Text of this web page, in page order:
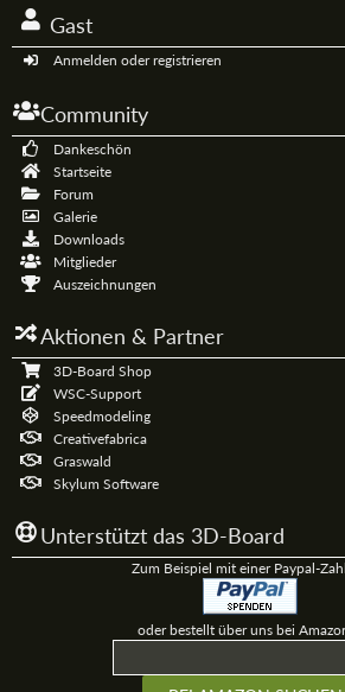
Gast
Anmelden oder registrieren
Community
Dankeschön
Startseite
Forum
Galerie
Downloads
Mitglieder
Auszeichnungen
Aktionen & Partner
3D-Board Shop
WSC-Support
Speedmodeling
Creativefabrica
Graswald
Skylum Software
Unterstützt das 3D-Board
Zum Beispiel mit einer Paypal-
oder bestellt über uns bei